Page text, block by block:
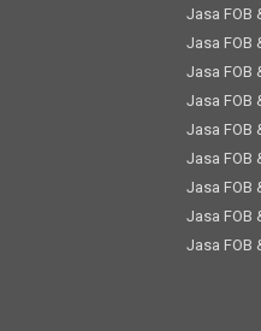
Jasa FOB
Jasa FOB
Jasa FOB
Jasa FOB
Jasa FOB
Jasa FOB
Jasa FOB
Jasa FOB
Jasa FOB